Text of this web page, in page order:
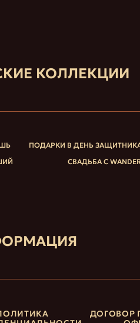
КОЛЛЕКЦИИ
ПОДАРКИ В ДЕНЬ
СВАДЬБА С
ДОГОВОР